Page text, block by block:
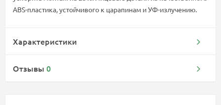
ABS-пластика, устойчивого к царапинам и УФ-излучению.
Характеристики
Отзывы 0